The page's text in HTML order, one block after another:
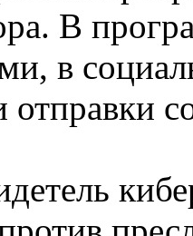
В
в
отправки